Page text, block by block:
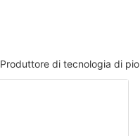
Produttore di tecnologia di